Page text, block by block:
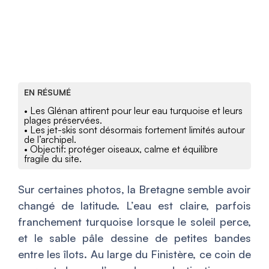
EN RÉSUMÉ
• Les Glénan attirent pour leur eau turquoise et leurs
plages préservées.
• Les jet-skis sont désormais fortement limités autour
de l’archipel.
• Objectif: protéger oiseaux, calme et équilibre
fragile du site.
Sur certaines photos, la Bretagne semble avoir
changé de latitude. L’eau est claire, parfois
franchement turquoise lorsque le soleil perce,
et le sable pâle dessine de petites bandes
entre les îlots. Au large du Finistère, ce coin de